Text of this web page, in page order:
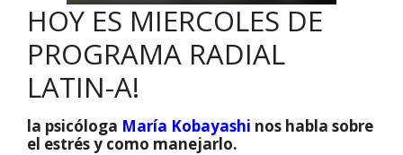
HOY ES MIERCOLES DE
PROGRAMA RADIAL
LATIN-A!
la psicóloga María Kobayashi nos habla sobre
el estrés y como manejarlo.